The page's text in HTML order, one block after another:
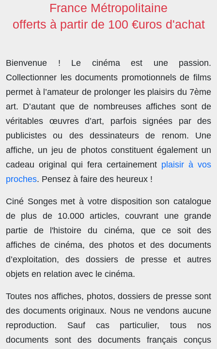
France Métropolitaine
offerts à partir de 100 €uros d'achat
Bienvenue ! Le cinéma est une passion.
Collectionner les documents promotionnels de films
permet à l’amateur de prolonger les plaisirs du 7ème
art. D’autant que de nombreuses affiches sont de
véritables œuvres d’art, parfois signées par des
publicistes ou des dessinateurs de renom. Une
affiche, un jeu de photos constituent également un
cadeau original qui fera certainement plaisir à vos
proches. Pensez à faire des heureux !
Ciné Songes met à votre disposition son catalogue
de plus de 10.000 articles, couvrant une grande
partie de l'histoire du cinéma, que ce soit des
affiches de cinéma, des photos et des documents
d’exploitation, des dossiers de presse et autres
objets en relation avec le cinéma.
Toutes nos affiches, photos, dossiers de presse sont
des documents originaux. Nous ne vendons aucune
reproduction. Sauf cas particulier, tous nos
documents sont des documents français conçus